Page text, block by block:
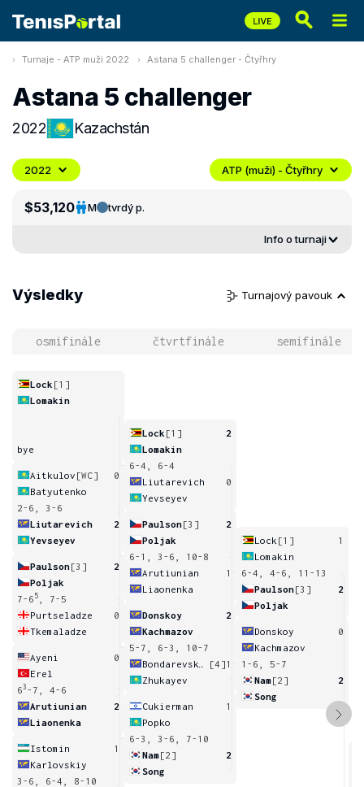
Turnaje - ATP muži 2022 Astana 5 challenger - Čtyřhry
Astana 5 challenger
2022 Kazachstán
2022 ATP (muži) - Čtyřhry
$53,120 M tvrdý p.
Info o turnaji
Výsledky Turnajový pavouk
osmifinále čtvrtfinále semifinále
Lock [1]
Lomakin
bye
Aitkulov [WC]
0
Batyutenko
2-6, 3-6
Liutarevich
2
Yevseyev
Paulson[3]
2
Poljak
7-6 5
, 7-5
Purtseladze
0
Tkemaladze
Ayeni
0
Erel
63 -7, 4-6
Arutiunian
2
Liaonenka
Istomin
1
Karlovskiy
3-6, 6-4, 8-10
Lock [1]
2
Lomakin
6-4, 6-4
Liutarevich
0
Yevseyev
Paulson[3]
2
Poljak
6-1, 3-6, 10-8
Arutiunian
1
Liaonenka
Donskoy
2
Kachmazov
5-7, 6-3, 10-7
[4]1
Zhukayev
Cukierman
1
Popko
6-3, 3-6, 7-10
Nam[2]
2
Song
Lock [1]
1
Lomakin
6-4, 4-6, 11-13
Paulson[3]
2
Poljak
Donskoy
0
Kachmazov
1-6, 5-7
Nam[2]
2
Song